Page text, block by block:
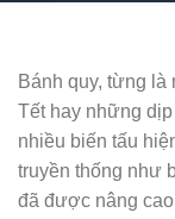
Bánh quy, từng là
Tết hay những
nhiều biến tấu
truyền thống như
đã được nâng